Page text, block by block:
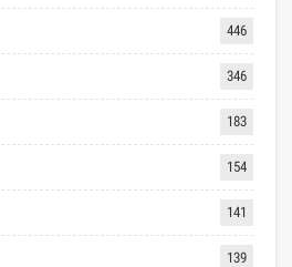
446
346
183
154
141
139